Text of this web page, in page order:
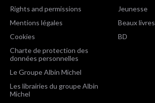
Rights and permissions
Mentions légales
Cookies
Charte de protection des
données personnelles
Le Groupe Albin Michel
Les librairies du groupe Albin
Michel
Jeunesse
Beaux livres
BD